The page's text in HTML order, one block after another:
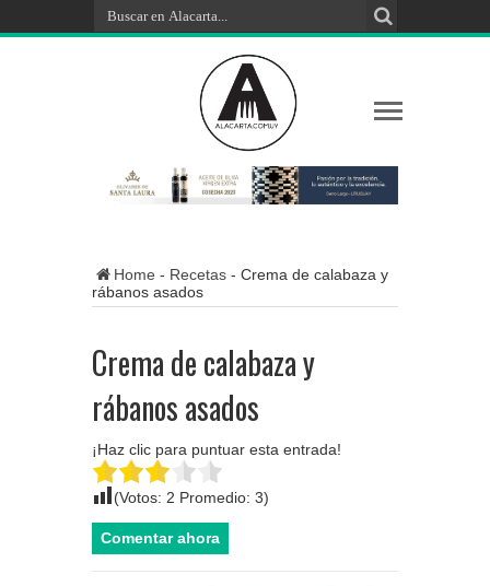
Home - Recetas - Crema de calabaza y
rábanos asados
Crema de calabaza y
rábanos asados
¡Haz clic para puntuar esta entrada!
(Votos: 2 Promedio: 3)
Comentar ahora